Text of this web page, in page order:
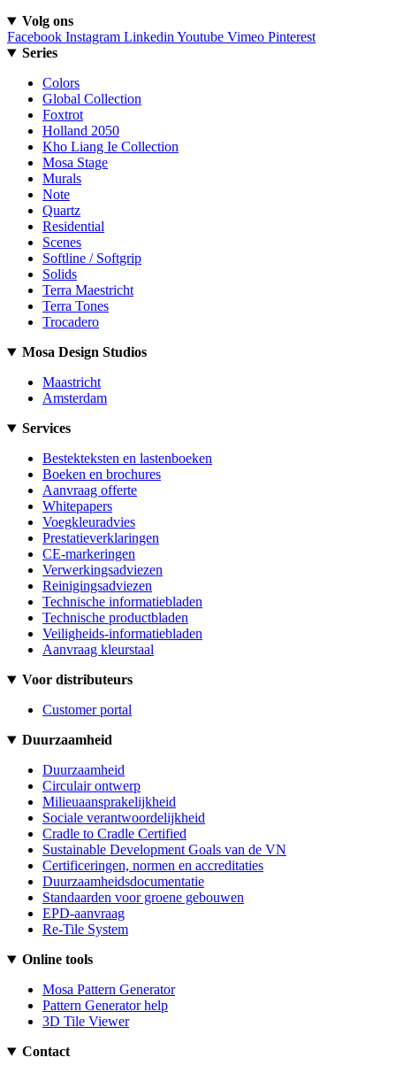
Volg ons
Facebook Instagram Linkedin Youtube Vimeo Pinterest
Series
Colors
Global Collection
Foxtrot
Holland 2050
Kho Liang Ie Collection
Mosa Stage
Murals
Note
Quartz
Residential
Scenes
Softline / Softgrip
Solids
Terra Maestricht
Terra Tones
Trocadero
Mosa Design Studios
Maastricht
Amsterdam
Services
Bestekteksten en lastenboeken
Boeken en brochures
Aanvraag offerte
Whitepapers
Voegkleuradvies
Prestatieverklaringen
CE-markeringen
Verwerkingsadviezen
Reinigingsadviezen
Technische informatiebladen
Technische productbladen
Veiligheids-informatiebladen
Aanvraag kleurstaal
Voor distributeurs
Customer portal
Duurzaamheid
Duurzaamheid
Circulair ontwerp
Milieuaansprakelijkheid
Sociale verantwoordelijkheid
Cradle to Cradle Certified
Sustainable Development Goals van de VN
Certificeringen, normen en accreditaties
Duurzaamheidsdocumentatie
Standaarden voor groene gebouwen
EPD-aanvraag
Re-Tile System
Online tools
Mosa Pattern Generator
Pattern Generator help
3D Tile Viewer
Contact